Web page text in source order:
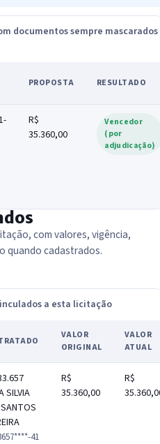
documentos sempre mascarados
PROPOSTA RESULTADO
R$
35.360,00
Vencedor
(por
adjudicação)
com valores, vigência,
quando cadastrados.
a esta licitação
VALOR
ORIGINAL
VALOR
ATUAL
SILVIA
41
R$
35.360,00
R$